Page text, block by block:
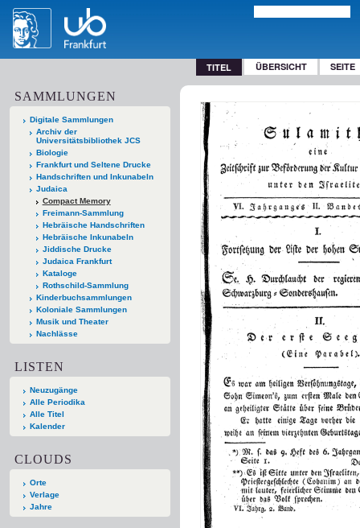
TITEL ÜBERSICHT SEITE
SAMMLUNGEN
Digitale Sammlungen
Archiv der
Universitätsbibliothek JCS
Biologie
Frankfurt und Seltene Drucke
Handschriften und Inkunabeln
Judaica
Compact Memory
Freimann-Sammlung
Hebräische Handschriften
Hebräische Inkunabeln
Jiddische Drucke
Judaica Frankfurt
Kataloge
Rothschild-Sammlung
Kinderbuchsammlungen
Koloniale Sammlungen
Musik und Theater
Nachlässe
LISTEN
Neuzugänge
Alle Periodika
Alle Titel
Kalender
CLOUDS
Orte
Verlage
Jahre